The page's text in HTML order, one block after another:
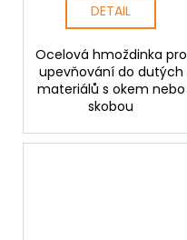
DETAIL
Ocelová hmoždinka pro
upevňování do dutých
materiálů s okem nebo
skobou